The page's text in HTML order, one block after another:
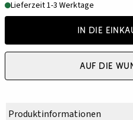
Lieferzeit 1-3 Werktage
In die
Auf die
Produktinformationen